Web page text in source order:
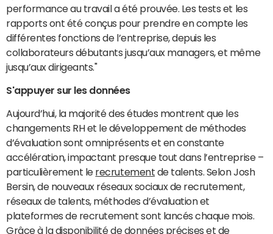
performance au travail a été prouvée. Les tests et les
rapports ont été conçus pour prendre en compte les
différentes fonctions de l’entreprise, depuis les
collaborateurs débutants jusqu’aux managers, et même
jusqu’aux dirigeants."
S'appuyer sur les données
Aujourd’hui, la majorité des études montrent que les
changements RH et le développement de méthodes
d’évaluation sont omniprésents et en constante
accélération, impactant presque tout dans l’entreprise –
particulièrement le recrutement de talents. Selon Josh
Bersin, de nouveaux réseaux sociaux de recrutement,
réseaux de talents, méthodes d’évaluation et
plateformes de recrutement sont lancés chaque mois.
Grâce à la disponibilité de données précises et de